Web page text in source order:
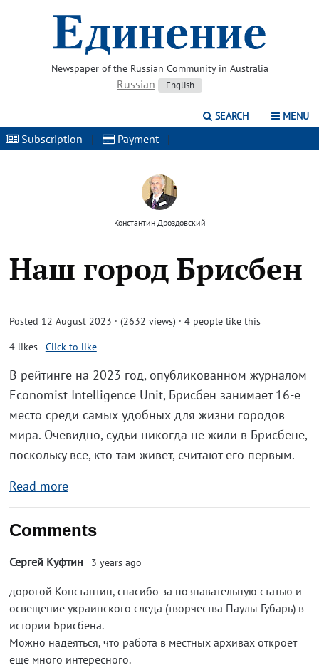
Newspaper of the Russian Community in Australia
Russian English
SEARCH MENU
Subscription | Payment |
Константин Дроздовский
Наш город Брисбен
Posted 12 August 2023 · (2632 views) · 4 people like this
4likes-Click to like
В рейтинге на 2023 год, опубликованном журналом
Economist Intelligence Unit, Брисбен занимает 16-е
место среди самых удобных для жизни городов
мира. Очевидно, судьи никогда не жили в Брисбене,
поскольку все, кто там живет, считают его первым.
Read more
Comments
Сергей Куфтин 3 years ago
дорогой Константин, спасибо за познавательную статью и
освещение украинского следа (творчества Паулы Губарь) в
истории Брисбена.
Можно надеяться, что работа в местных архивах откроет
еще много интересного.